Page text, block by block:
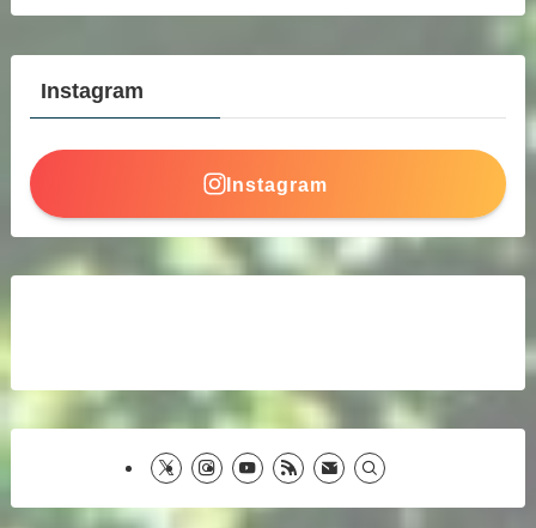
Instagram
Instagram